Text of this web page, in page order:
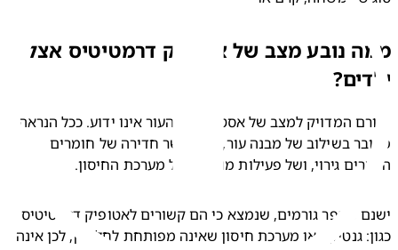
נובע מצב של אטופיק דרמטיטיס אצל
הגורם המדויק למצב של אסטמה של העור אינו ידוע. ככל הנראה
מדובר בשילוב של מבנה עור, שמאפשר חדירה של חומרים
גירוי, ושל פעילות מוגברת של מערכת החיסון.
ישנם מספר גורמים, שנמצא כי הם קשורים לאטופיק דרמטיטיס
כגון: גנטיקה או מערכת חיסון שאינה מפותחת לחלוטין, לכן אינה